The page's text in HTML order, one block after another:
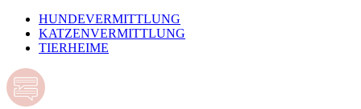
HUNDEVERMITTLUNG
KATZENVERMITTLUNG
TIERHEIME